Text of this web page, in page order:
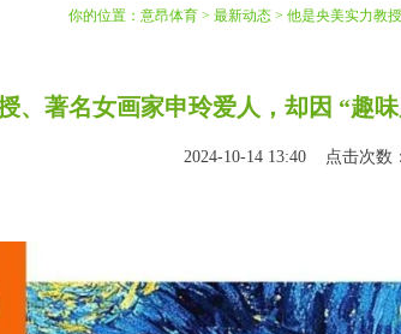
你的位置： 意昂体育 > 最新动态 > 他是央美实力教
、著名女画家申玲爱人，却因 “趣
2024-10-14 13:40 点击次数